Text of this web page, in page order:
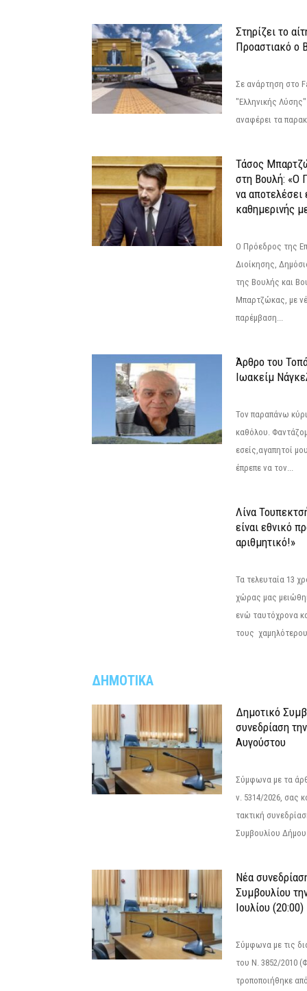
Στηρίζει το
Προαστιακό ο
Σε ανάρτηση στο
"Ελληνικής
αναφέρει τα
Τάσος
στη Βουλή: «Ο
να αποτελέσει
καθημερινής
Ο Πρόεδρος της
Διοίκησης,
της Βουλής και
Μπαρτζώκας, με
παρέμβαση...
Άρθρο του
Ιωακείμ
Τον παραπάνω
καθόλου.
εσείς,αγαπητοί
έπρεπε να τον...
Λίνα
είναι εθνικό
αριθμητικό!»
Τα τελευταία 13
χώρας μας
ενώ ταυτόχρονα
τους
ΔΗΜΟΤΙΚΑ
Δημοτικό
συνεδρίαση
Αυγούστου
Σύμφωνα με τα
ν. 5314/2026, σας
τακτική
Συμβουλίου
Νέα
Συμβουλίου
Ιουλίου (20:00)
Σύμφωνα με τις
του Ν. 3852/2010
τροποποιήθηκε